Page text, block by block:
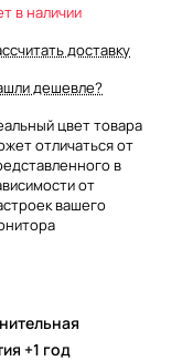
в наличии
доставку
дешевле?
цвет товара
отличаться от
в
от
вашего
+1 год